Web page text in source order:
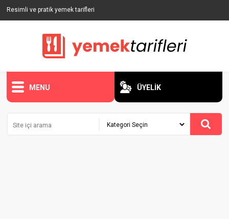
Resimli ve pratik yemek tarifleri
MENU ÜYELİK